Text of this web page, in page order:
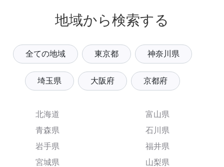
地域から検索する
全ての地域 東京都 神奈川県
埼玉県 大阪府 京都府
北海道
青森県
岩手県
宮城県
富山県
石川県
福井県
山梨県